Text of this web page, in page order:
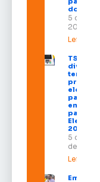
do
5 de
2026
Leia mais
TSE
divisão
tempo
eleitoral
em
para as
Eleições
2026
5 de
de 2026
Leia mais
Emenda